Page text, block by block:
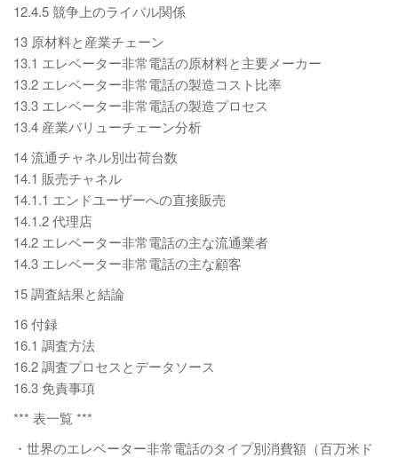
12.4.5 競争上のライバル関係
13 原材料と産業チェーン
13.1 エレベーター非常電話の原材料と主要メーカー
13.2 エレベーター非常電話の製造コスト比率
13.3 エレベーター非常電話の製造プロセス
13.4 産業バリューチェーン分析
14 流通チャネル別出荷台数
14.1 販売チャネル
14.1.1 エンドユーザーへの直接販売
14.1.2 代理店
14.2 エレベーター非常電話の主な流通業者
14.3 エレベーター非常電話の主な顧客
15 調査結果と結論
16 付録
16.1 調査方法
16.2 調査プロセスとデータソース
16.3 免責事項
*** 表一覧 ***
・世界のエレベーター非常電話のタイプ別消費額（百万米ド